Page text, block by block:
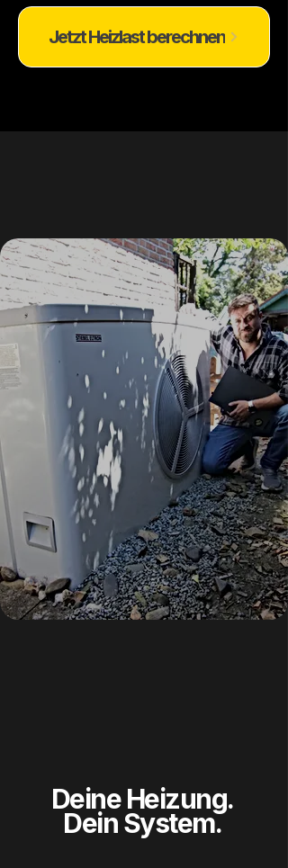
Jetzt Heizlast berechnen
Deine Heizung.
Dein System.